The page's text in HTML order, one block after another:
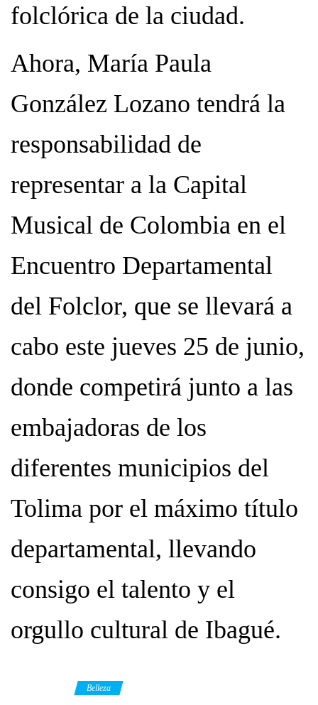
folclórica de la ciudad.
Ahora, María Paula
González Lozano tendrá la
responsabilidad de
representar a la Capital
Musical de Colombia en el
Encuentro Departamental
del Folclor, que se llevará a
cabo este jueves 25 de junio,
donde competirá junto a las
embajadoras de los
diferentes municipios del
Tolima por el máximo título
departamental, llevando
consigo el talento y el
orgullo cultural de Ibagué.
Belleza